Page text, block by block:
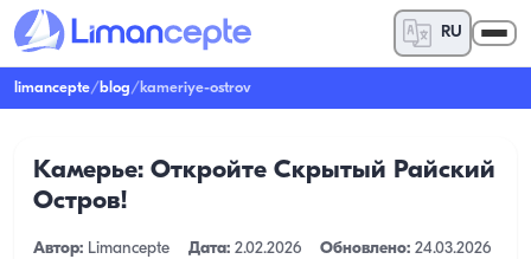
RU
limancepte/blog/kameriye-ostrov
Камерье: Откройте Скрытый Райский
Остров!
Автор: Limancepte Дата: 2.02.2026 Обновлено: 24.03.2026